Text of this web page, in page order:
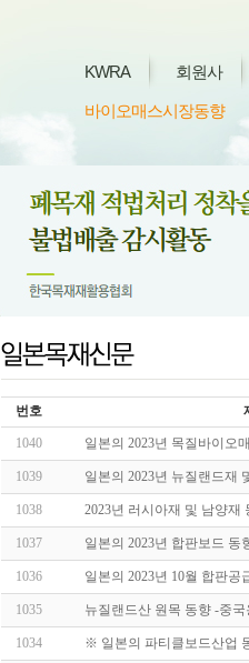
KWRA 회원사
바이오매스시장동향
번호
1040 일본의 2023년 목질바이오
1039 일본의 2023년 뉴질랜드재
1038 2023년 러시아재 및 남양
1037 일본의 2023년 합판보드
1036 일본의 2023년 10월 합판
1035 뉴질랜드산 원목 동향 -중
1034 ※ 일본의 파티클보드산업